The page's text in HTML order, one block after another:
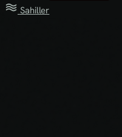
Sahiller